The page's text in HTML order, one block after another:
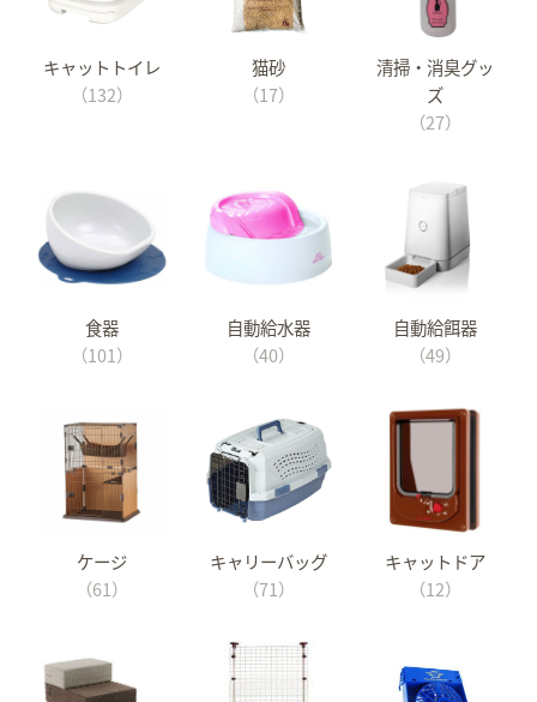
キャットトイレ
（132）
猫砂
（17）
清掃・消臭グッ
ズ
（27）
食器
（101）
自動給水器
（40）
自動給餌器
（49）
ケージ
（61）
キャリーバッグ
（71）
キャットドア
（12）